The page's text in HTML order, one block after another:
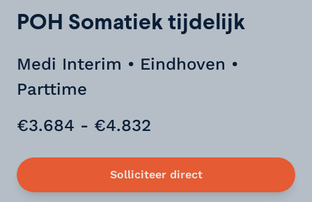
POH Somatiek tijdelijk
Medi Interim • Eindhoven •
Parttime
€3.684 - €4.832
Solliciteer direct